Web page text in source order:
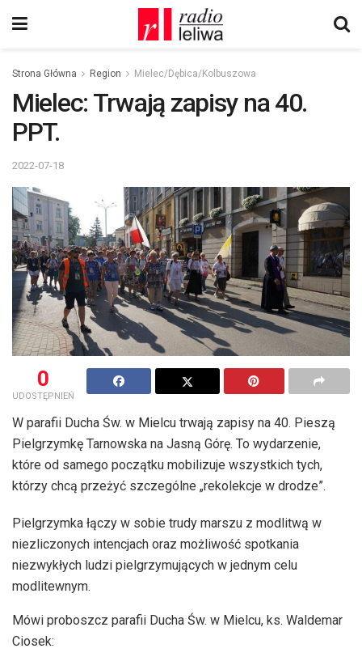
Strona Główna Region Mielec/Dębica/Kolbuszowa
Mielec: Trwają zapisy na 40.
PPT.
2022-07-18
0
UDOSTĘPNIEŃ
W parafii Ducha Św. w Mielcu trwają zapisy na 40. Pieszą
Pielgrzymkę Tarnowska na Jasną Górę. To wydarzenie,
które od samego początku mobilizuje wszystkich tych,
którzy chcą przeżyć szczególne „rekolekcje w drodze”.
Pielgrzymka łączy w sobie trudy marszu z modlitwą w
niezliczonych intencjach oraz możliwość spotkania
niezwykłych ludzi pielgrzymujących w jednym celu
modlitewnym.
Mówi proboszcz parafii Ducha Św. w Mielcu, ks. Waldemar
Ciosek: